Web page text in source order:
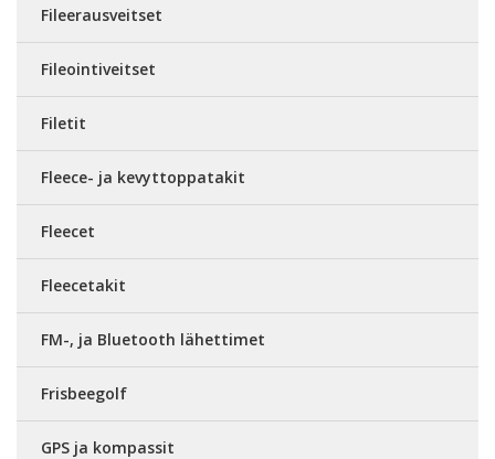
Fileerausveitset
Fileointiveitset
Filetit
Fleece- ja kevyttoppatakit
Fleecet
Fleecetakit
FM-, ja Bluetooth lähettimet
Frisbeegolf
GPS ja kompassit